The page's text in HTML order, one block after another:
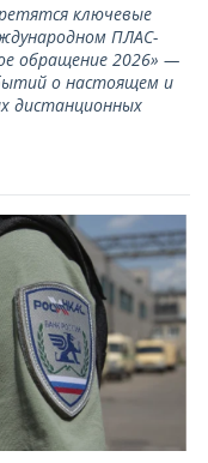
ключевые
ПЛАС-
обращение 2026» —
о настоящем и
дистанционных